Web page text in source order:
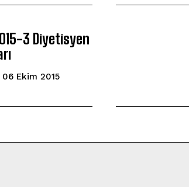
3 Diyetisyen
06 Ekim 2015